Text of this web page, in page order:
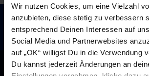
Wir nutzen Cookies, um eine Vielzahl
anzubieten, diese stetig zu verbessern
entsprechend Deinen Interessen auf
Social Media und Partnerwebsites
auf „OK“ willigst Du in die Verwendung
Du kannst jederzeit Änderungen an